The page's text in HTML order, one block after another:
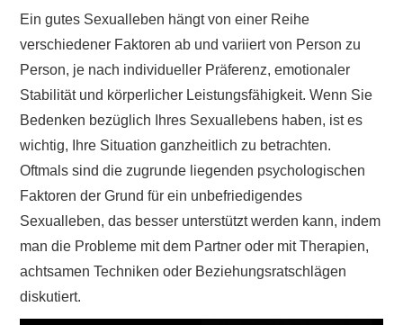
Ein gutes Sexualleben hängt von einer Reihe
verschiedener Faktoren ab und variiert von Person zu
Person, je nach individueller Präferenz, emotionaler
Stabilität und körperlicher Leistungsfähigkeit. Wenn Sie
Bedenken bezüglich Ihres Sexuallebens haben, ist es
wichtig, Ihre Situation ganzheitlich zu betrachten.
Oftmals sind die zugrunde liegenden psychologischen
Faktoren der Grund für ein unbefriedigendes
Sexualleben, das besser unterstützt werden kann, indem
man die Probleme mit dem Partner oder mit Therapien,
achtsamen Techniken oder Beziehungsratschlägen
diskutiert.